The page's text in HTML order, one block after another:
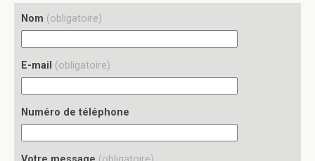
Nom (obligatoire)
E-mail (obligatoire)
Numéro de téléphone